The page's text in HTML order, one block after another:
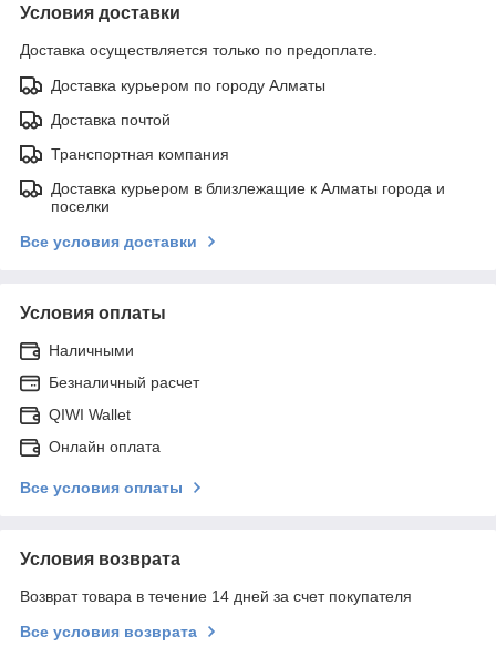
Условия доставки
Доставка осуществляется только по предоплате.
Доставка курьером по городу Алматы
Доставка почтой
Транспортная компания
Доставка курьером в близлежащие к Алматы города и
поселки
Все условия доставки
Условия оплаты
Наличными
Безналичный расчет
QIWI Wallet
Онлайн оплата
Все условия оплаты
Условия возврата
Возврат товара в течение 14 дней за счет покупателя
Все условия возврата